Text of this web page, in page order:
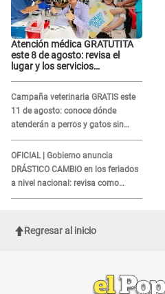
Atención médica GRATUTITA
este 8 de agosto: revisa el
lugar y los servicios
Campaña veterinaria GRATIS este
11 de agosto: conoce dónde
atenderán a perros y gatos sin
costo
OFICIAL | Gobierno anuncia
DRÁSTICO CAMBIO en los feriados
a nivel nacional: revisa como
quedarán los DÍAS LIBRES
Regresar al inicio